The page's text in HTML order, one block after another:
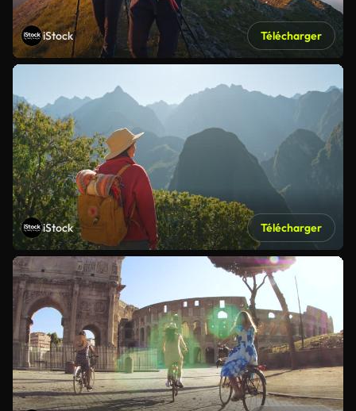
iStock Télécharger
iStock Télécharger